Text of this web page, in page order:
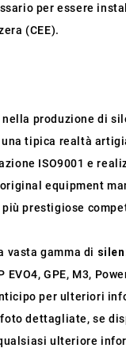
per essere
(CEE).
produzione di
tipica realtà
ISO9001 e
equipment
prestigiose
vasta gamma di
EVO4, GPE, M3,
per ulteriori
dettagliate, se
ulteriore